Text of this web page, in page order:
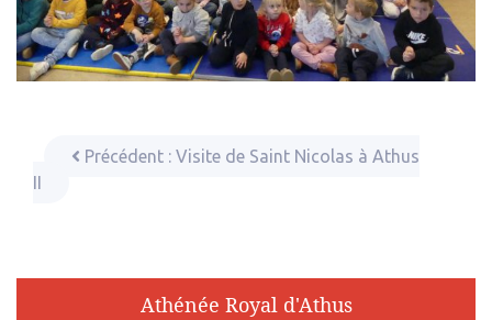
Précédent : Visite de Saint Nicolas à Athus
II
Athénée Royal d'Athus